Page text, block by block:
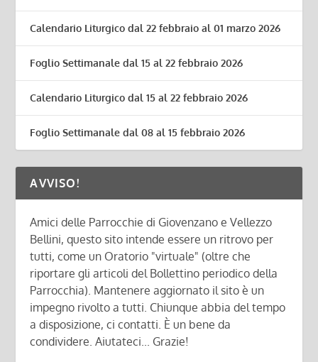
Calendario Liturgico dal 22 febbraio al 01 marzo 2026
Foglio Settimanale dal 15 al 22 febbraio 2026
Calendario Liturgico dal 15 al 22 febbraio 2026
Foglio Settimanale dal 08 al 15 febbraio 2026
AVVISO!
Amici delle Parrocchie di Giovenzano e Vellezzo
Bellini, questo sito intende essere un ritrovo per
tutti, come un Oratorio "virtuale" (oltre che
riportare gli articoli del Bollettino periodico della
Parrocchia). Mantenere aggiornato il sito è un
impegno rivolto a tutti. Chiunque abbia del tempo
a disposizione, ci contatti. È un bene da
condividere. Aiutateci... Grazie!